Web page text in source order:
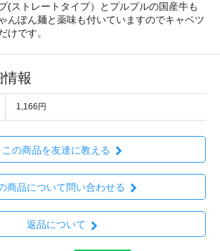
(ストレートタイプ）とプルプルの国産牛も
んぽん麺と薬味も付いていますのでキャベツ
けです。
報
1,166円
この商品を友達に教える
商品について問い合わせる
返品について